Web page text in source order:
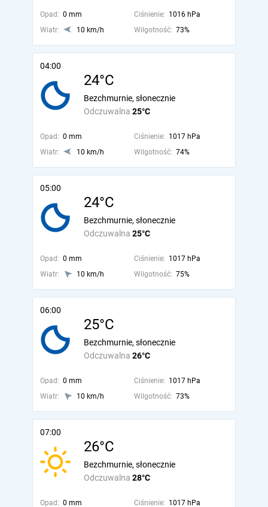
Opad: 0 mm Ciśnienie: 1016 hPa
Wiatr:
10 km/h Wilgotność: 73%
04:00
24°C
Odczuwalna 25°C
Bezchmurnie, słonecznie
Opad: 0 mm Ciśnienie: 1017 hPa
Wiatr:
10 km/h Wilgotność: 74%
05:00
24°C
Odczuwalna 25°C
Bezchmurnie, słonecznie
Opad: 0 mm Ciśnienie: 1017 hPa
Wiatr:
10 km/h Wilgotność: 75%
06:00
25°C
Odczuwalna 26°C
Bezchmurnie, słonecznie
Opad: 0 mm Ciśnienie: 1017 hPa
Wiatr:
10 km/h Wilgotność: 73%
07:00
26°C
Odczuwalna 28°C
Bezchmurnie, słonecznie
Opad: 0 mm Ciśnienie: 1017 hPa